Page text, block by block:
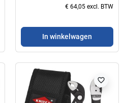
€ 64,05 excl. BTW
In winkelwagen
favorite_border